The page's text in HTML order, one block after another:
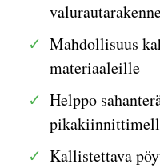
Mahdollisuus
materiaaleille
Helppo
Kallistettava